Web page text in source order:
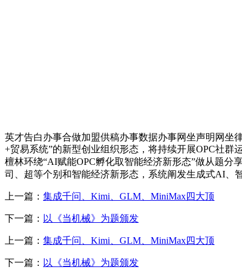
英才告白办事合做加盟供稿办事数据办事网坐声明网坐
+贸易系统”的新型创业组织形态，将持续开展OPC社群
檀林环绕“AI赋能OPC孵化取智能经济新形态”做从题
司、超等个别和智能经济新形态，系统阐发生成式AI
上一篇： 集成千问、Kimi、GLM、MiniMax四大顶
下一篇： 以《当机械》为题颁发
上一篇： 集成千问、Kimi、GLM、MiniMax四大顶
下一篇： 以《当机械》为题颁发